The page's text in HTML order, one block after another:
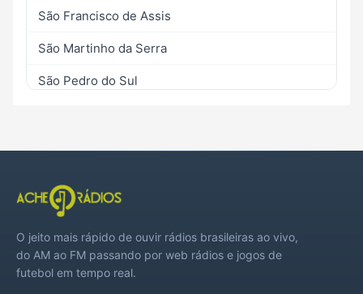
São Francisco de Assis
São Martinho da Serra
São Pedro do Sul
O jeito mais rápido de ouvir rádios brasileiras ao vivo,
do AM ao FM passando por web rádios e jogos de
futebol em tempo real.